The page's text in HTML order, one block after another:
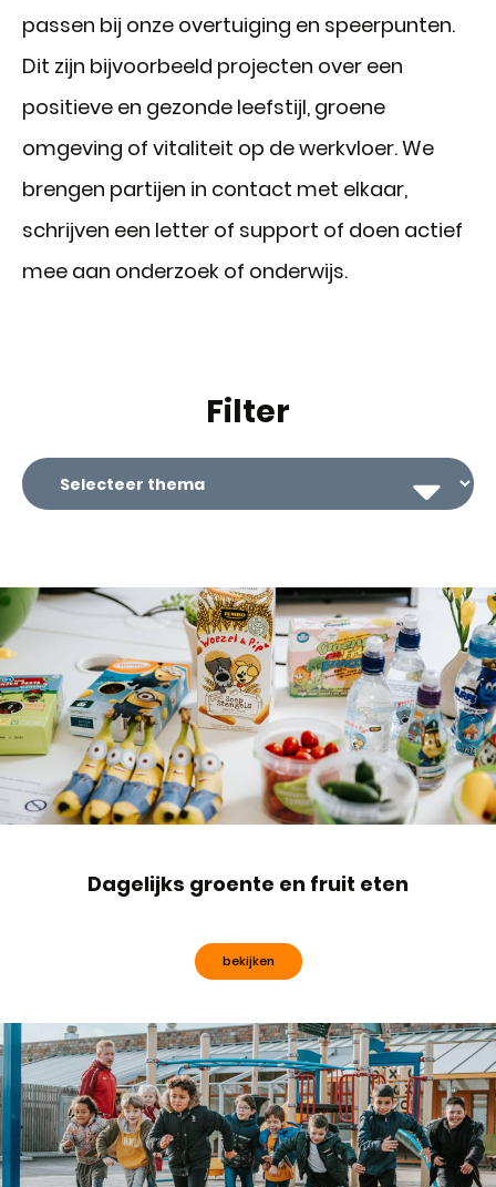
passen bij onze overtuiging en speerpunten.
Dit zijn bijvoorbeeld projecten over een
positieve en gezonde leefstijl, groene
omgeving of vitaliteit op de werkvloer. We
brengen partijen in contact met elkaar,
schrijven een letter of support of doen actief
mee aan onderzoek of onderwijs.
Filter
Dagelijks groente en fruit eten
bekijken